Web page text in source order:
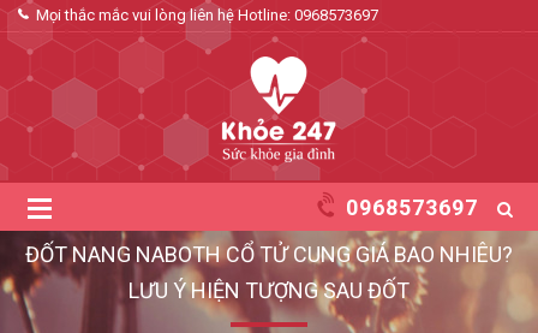
Mọi thắc mắc vui lòng liên hệ Hotline: 0968573697
0968573697
ĐỐT NANG NABOTH CỔ TỬ CUNG GIÁ BAO NHIÊU?
LƯU Ý HIỆN TƯỢNG SAU ĐỐT